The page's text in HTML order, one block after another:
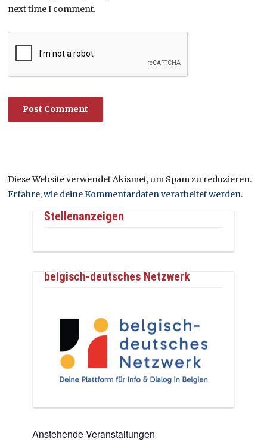
next time I comment.
Diese Website verwendet Akismet, um Spam zu reduzieren.
Erfahre, wie deine Kommentardaten verarbeitet werden.
Stellenanzeigen
belgisch-deutsches Netzwerk
Anstehende Veranstaltungen